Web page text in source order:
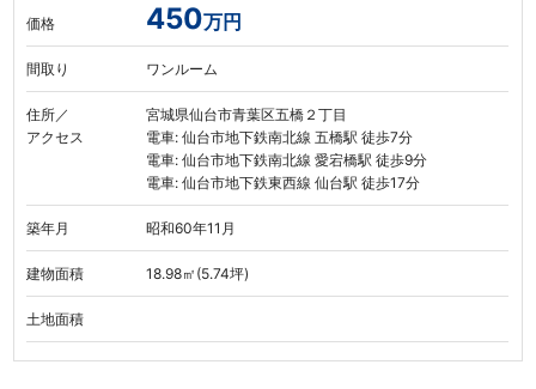
価格 450万円
間取り ワンルーム
住所／
アクセス
宮城県仙台市青葉区五橋２丁目
電車: 仙台市地下鉄南北線 五橋駅 徒歩7分
電車: 仙台市地下鉄南北線 愛宕橋駅 徒歩9分
電車: 仙台市地下鉄東西線 仙台駅 徒歩17分
築年月 昭和60年11月
建物面積 18.98㎡(5.74坪)
土地面積